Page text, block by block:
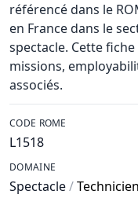
référencé dans le
en France dans le
spectacle. Cette
missions,
associés.
CODE ROME
L1518
DOMAINE
Spectacle/